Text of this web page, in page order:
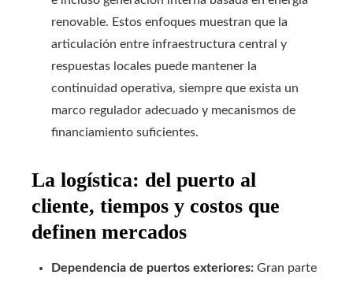
renovable. Estos enfoques muestran que la
articulación entre infraestructura central y
respuestas locales puede mantener la
continuidad operativa, siempre que exista un
marco regulador adecuado y mecanismos de
financiamiento suficientes.
La logística: del puerto al
cliente, tiempos y costos que
definen mercados
Dependencia de puertos exteriores: Gran parte